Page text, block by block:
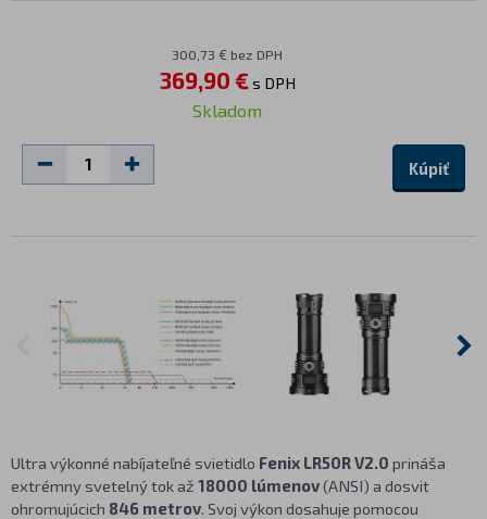
300,73 € bez DPH
369,90 €s DPH
Skladom
Kúpiť
Ultra výkonné nabíjateľné svietidlo Fenix LR50R V2.0 prináša
extrémny svetelný tok až 18000 lúmenov(ANSI) a dosvit
ohromujúcich 846 metrov. Svoj výkon dosahuje pomocou